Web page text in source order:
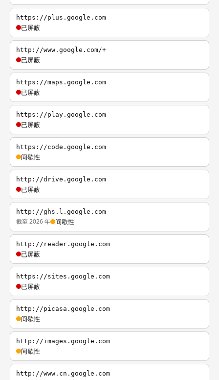
https://plus.google.com
已屏蔽
http://www.google.com/+
已屏蔽
https://maps.google.com
已屏蔽
https://play.google.com
已屏蔽
https://code.google.com
间歇性
http://drive.google.com
已屏蔽
http://ghs.l.google.com
截至 2026 年 间歇性
http://reader.google.com
已屏蔽
https://sites.google.com
已屏蔽
http://picasa.google.com
间歇性
http://images.google.com
间歇性
http://www.cn.google.com